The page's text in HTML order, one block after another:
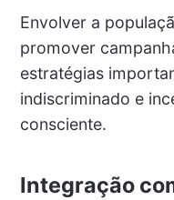
Envolver a
promover
estratégias
indiscriminado e
consciente.
Integração